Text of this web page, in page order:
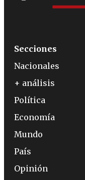
Secciones
Nacionales
+ análisis
Política
Economía
Mundo
País
Opinión